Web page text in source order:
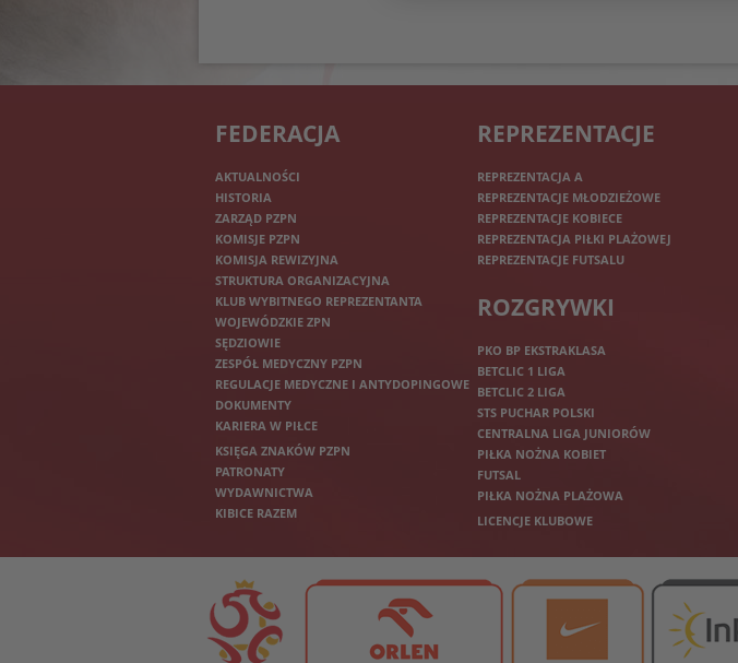
FEDERACJA
AKTUALNOŚCI
HISTORIA
ZARZĄD PZPN
KOMISJE PZPN
KOMISJA REWIZYJNA
STRUKTURA ORGANIZACYJNA
KLUB WYBITNEGO REPREZENTANTA
WOJEWÓDZKIE ZPN
SĘDZIOWIE
ZESPÓŁ MEDYCZNY PZPN
REGULACJE MEDYCZNE I ANTYDOPINGOWE
DOKUMENTY
KARIERA W PIŁCE
KSIĘGA ZNAKÓW PZPN
PATRONATY
WYDAWNICTWA
KIBICE RAZEM
REPREZENTACJE
REPREZENTACJA A
REPREZENTACJE MŁODZIEŻOWE
REPREZENTACJE KOBIECE
REPREZENTACJA PIŁKI PLAŻOWEJ
REPREZENTACJE FUTSALU
ROZGRYWKI
PKO BP EKSTRAKLASA
BETCLIC 1 LIGA
BETCLIC 2 LIGA
STS PUCHAR POLSKI
CENTRALNA LIGA JUNIORÓW
PIŁKA NOŻNA KOBIET
FUTSAL
PIŁKA NOŻNA PLAŻOWA
LICENCJE KLUBOWE